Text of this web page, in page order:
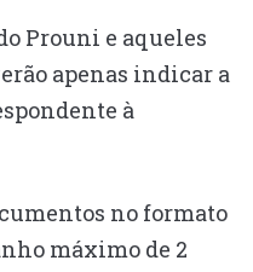
Prouni e aqueles
apenas indicar a
à
no formato
máximo de 2